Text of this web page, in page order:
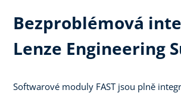
Bezproblémová
Lenze Engineering
Softwarové moduly FAST jsou plně